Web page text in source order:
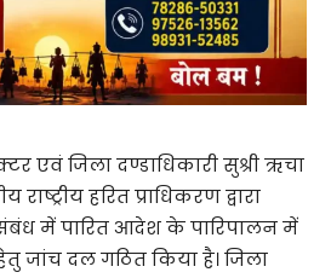
एवं जिला दण्डाधिकारी सुश्री ऋचा
हरित प्राधिकरण द्वारा
में पारित आदेश के पारिपालन में
जांच दल गठित किया है। जिला